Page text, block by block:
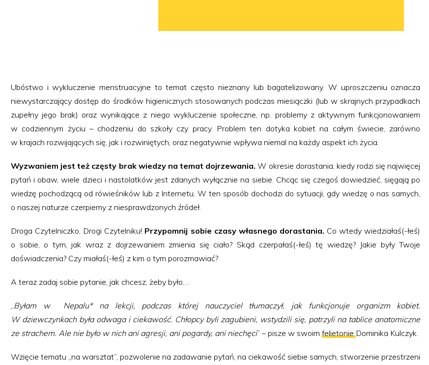
Ubóstwo i wykluczenie menstruacyjne to temat często nieznany lub bagatelizowany. W uproszczeniu oznacza
niewystarczający dostęp do środków higienicznych stosowanych podczas miesiączki (lub w skrajnych przypadkach
zupełny jego brak) oraz wynikające z niego wykluczenie społeczne, np. problemy z aktywnym funkcjonowaniem
w codziennym życiu – chodzeniu do szkoły czy pracy. Problem ten dotyka kobiet na całym świecie, zarówno
w krajach rozwijających się, jak i rozwiniętych, oraz negatywnie wpływa niemal na każdy aspekt ich życia.
Wyzwaniem jest też częsty brak wiedzy na temat dojrzewania.W okresie dorastania, kiedy rodzi się najwięcej
pytań i obaw, wiele dzieci i nastolatków jest zdanych wyłącznie na siebie. Chcąc się czegoś dowiedzieć, sięgają po
wiedzę pochodzącą od rówieśników lub z Internetu. W ten sposób dochodzi do sytuacji, gdy wiedzę o nas samych,
o naszej naturze czerpiemy z niesprawdzonych źródeł.
Droga Czytelniczko, Drogi Czytelniku! Przypomnij sobie czasy własnego dorastania. Co wtedy wiedziałaś(-łeś)
o sobie, o tym, jak wraz z dojrzewaniem zmienia się ciało? Skąd czerpałaś(-łeś) tę wiedzę? Jakie były Twoje
doświadczenia? Czy miałaś(-łeś) z kim o tym porozmawiać?
A teraz zadaj sobie pytanie, jak chcesz, żeby było…
„Byłam w Nepalu* na lekcji, podczas której nauczyciel tłumaczył, jak funkcjonuje organizm kobiet.
W dziewczynkach była odwaga i ciekawość. Chłopcy byli zagubieni, wstydzili się, patrzyli na tablice anatomiczne
ze strachem. Ale nie było w nich ani agresji, ani pogardy, ani niechęci” – pisze w swoim felietonieDominika Kulczyk.
Wzięcie tematu „na warsztat”, pozwolenie na zadawanie pytań, na ciekawość siebie samych, stworzenie przestrzeni